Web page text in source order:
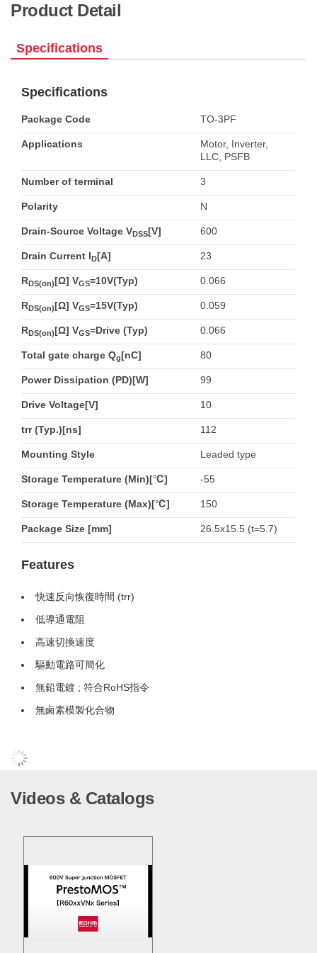
Product Detail
Specifications
Specifications
Package Code TO-3PF
Applications
Motor, Inverter,
LLC, PSFB
Number of terminal 3
Polarity N
Drain-Source Voltage VDSS[V] 600
Drain Current ID[A] 23
RDS(on)[Ω] VGS=10V(Typ) 0.066
RDS(on)[Ω] VGS=15V(Typ) 0.059
RDS(on)[Ω] VGS=Drive (Typ) 0.066
Total gate charge Qg[nC] 80
Power Dissipation (PD)[W] 99
Drive Voltage[V] 10
trr (Typ.)[ns] 112
Mounting Style Leaded type
Storage Temperature (Min)[℃] -55
Storage Temperature (Max)[℃] 150
Package Size [mm] 26.5x15.5 (t=5.7)
Features
快速反向恢復時間 (trr)
低導通電阻
高速切換速度
驅動電路可簡化
無鉛電鍍 ; 符合RoHS指令
無鹵素模製化合物
Videos & Catalogs